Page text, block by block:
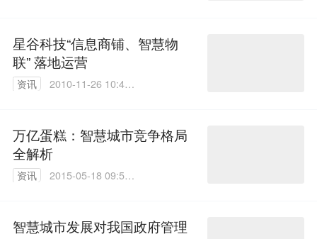
星谷科技“信息商铺、智慧物
联” 落地运营
资讯
2010-11-26 10:48:
万亿蛋糕：智慧城市竞争格局
全解析
资讯
2015-05-18 09:56:
智慧城市发展对我国政府管理